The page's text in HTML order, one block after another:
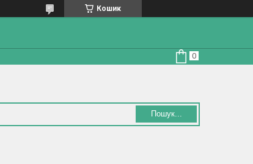
Кошик
Пошук...